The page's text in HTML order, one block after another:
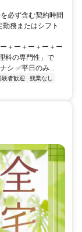
必ず含む契約時間
務またはシフト
＋ー＋ー＋ー＋ー
科の専門性」で
シ ✅平日のみ...
験者歓迎
残業なし